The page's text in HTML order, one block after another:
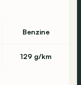
Benzine
129 g/km